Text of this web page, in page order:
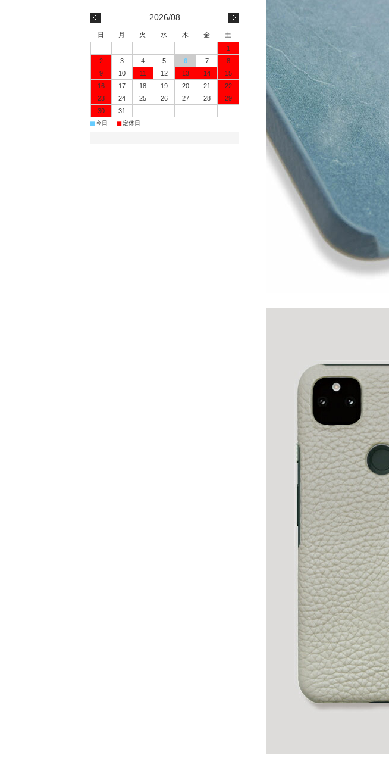
2026/08
日 月 火 水 木 金
土
1
2
3 4 5 6 7
8
9
10 11 12 13 14
15
16
17 18 19 20 21
22
23
24 25 26 27 28
29
30
31
■今日 ■定休日